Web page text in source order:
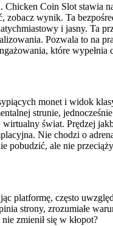
Coin Slot stawia
wynik. Ta
i jasny. Ta
Pozwala to na
które
monet i widok
strunie,
świat. Prędzej
Nie chodzi o
pobudzić, ale nie
platformę, często
strony, zrozumiałe
zmienił się w kłopot?